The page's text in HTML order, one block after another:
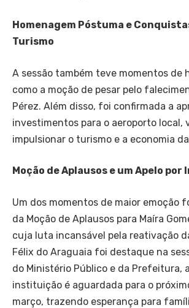
Homenagem Póstuma e
Turismo
A sessão também teve momentos de
como a moção de pesar pelo
Pérez. Além disso, foi confirmada a
investimentos para o aeroporto local,
impulsionar o turismo e a economia
Moção de Aplausos e um Apelo por
Um dos momentos de maior emoção
da Moção de Aplausos para Maíra
cuja luta incansável pela reativação
Félix do Araguaia foi destaque na
do Ministério Público e da Prefeitura,
instituição é aguardada para o
março, trazendo esperança para